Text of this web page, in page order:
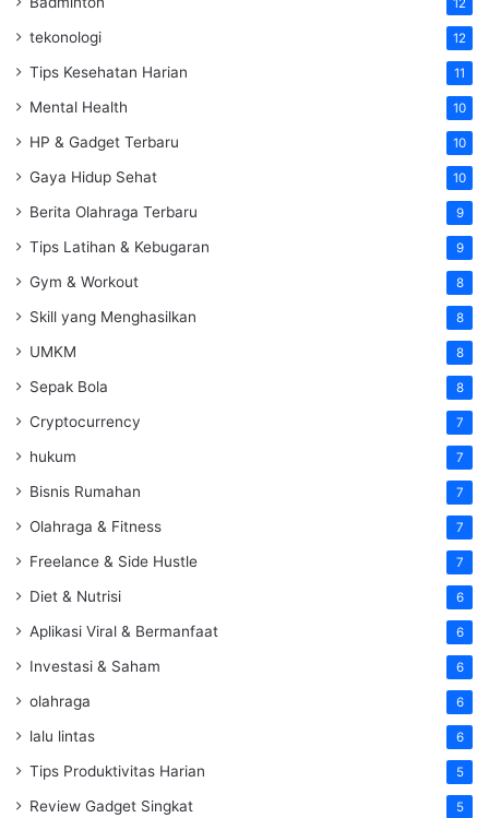
12
tekonologi 12
Tips Kesehatan Harian 11
Mental Health 10
HP & Gadget Terbaru 10
Gaya Hidup Sehat 10
Berita Olahraga Terbaru 9
Tips Latihan & Kebugaran 9
Gym & Workout 8
Skill yang Menghasilkan 8
UMKM 8
Sepak Bola 8
Cryptocurrency 7
hukum 7
Bisnis Rumahan 7
Olahraga & Fitness 7
Freelance & Side Hustle 7
Diet & Nutrisi 6
Aplikasi Viral & Bermanfaat 6
Investasi & Saham 6
olahraga 6
lalu lintas 6
Tips Produktivitas Harian 5
Review Gadget Singkat 5